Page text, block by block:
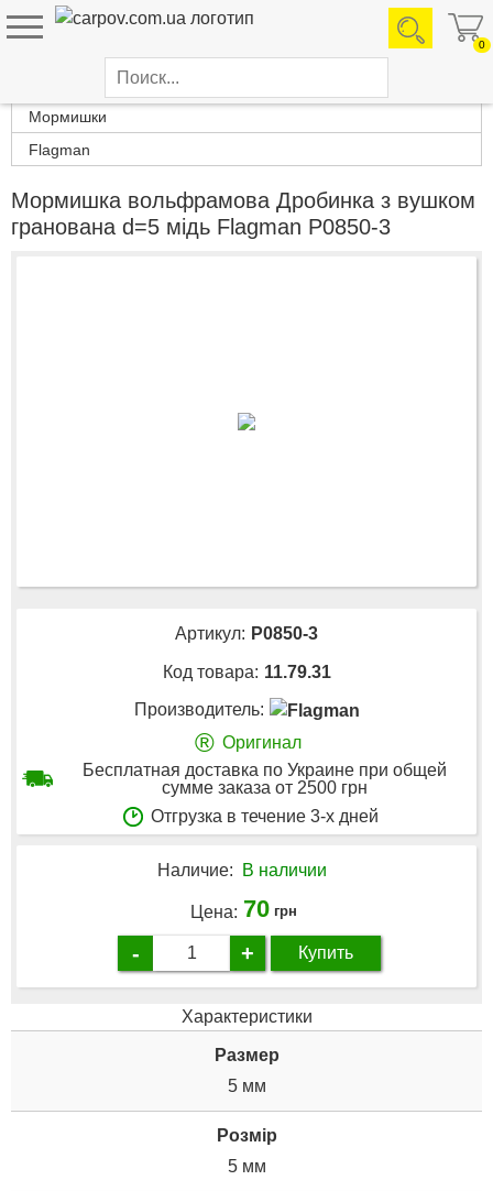
0
Каталог товаров
Мормишки
Flagman
Мормишка вольфрамова Дробинка з вушком
гранована d=5 мідь Flagman P0850-3
Артикул: P0850-3
Код товара: 11.79.31
Производитель:
® Оригинал
Бесплатная доставка по Украине при общей
сумме заказа от 2500 грн
Отгрузка в течение 3-х дней
Наличие: В наличии
Цена: 70 грн
- + Купить
Характеристики
Размер
5 мм
Розмір
5 мм